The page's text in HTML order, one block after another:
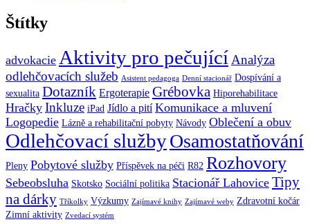
Štítky
advokacie Aktivity pro pečující Analýza
odlehčovacích služeb Asistent pedagoga Denní stacionář Dospívání a
sexualita Dotazník Ergoterapie Grébovka Hiporehabilitace
Hračky Inkluze iPad Jídlo a pití Komunikace a mluvení
Logopedie Lázně a rehabilitační pobyty Návody Oblečení a obuv
Odlehčovací službyOsamostatňování
Pleny Pobytové služby Příspěvek na péči R82 Rozhovory
Sebeobsluha Skotsko Sociální politika Stacionář Lahovice Tipy
na dárky Tříkolky Výzkumy Zajímavé knihy Zajímavé weby Zdravotní kočár
Zimní aktivity Zvedací systém